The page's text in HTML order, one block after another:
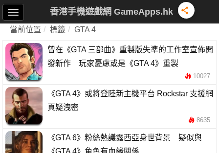
香港手機遊戲網 GameApps.hk
當前位置 標籤 GTA 4
曾在《GTA 三部曲》重製版失準的工作室宣佈開
發新作 玩家憂慮或是《GTA 4》重製
10027
《GTA 4》或將登陸新主機平台 Rockstar 支援網
頁疑洩密
8635
《GTA 6》粉絲熱議露西亞身世背景 疑似與
《GTA 4》角色有血緣關係